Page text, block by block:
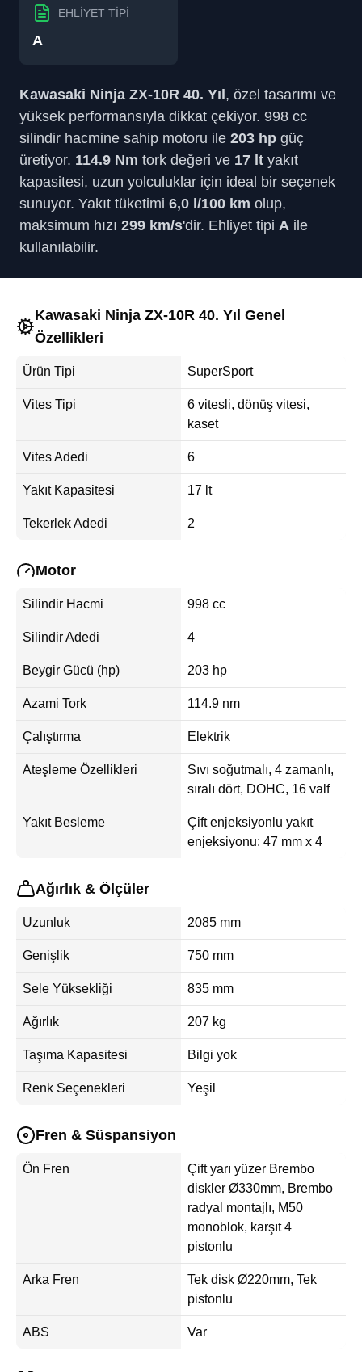
EHLİYET TİPİ
A
Kawasaki Ninja ZX-10R 40. Yıl , özel tasarımı ve
yüksek performansıyla dikkat çekiyor. 998 cc
silindir hacmine sahip motoru ile 203 hp güç
üretiyor. 114.9 Nm tork değeri ve 17 lt yakıt
kapasitesi, uzun yolculuklar için ideal bir seçenek
sunuyor. Yakıt tüketimi 6,0 l/100 km olup,
maksimum hızı 299 km/s'dir. Ehliyet tipi A ile
kullanılabilir.
Kawasaki Ninja ZX-10R 40. Yıl Genel
Özellikleri
Ürün Tipi SuperSport
Vites Tipi
6 vitesli, dönüş vitesi,
kaset
Vites Adedi 6
Yakıt Kapasitesi 17 lt
Tekerlek Adedi 2
Motor
Silindir Hacmi 998 cc
Silindir Adedi 4
Beygir Gücü (hp) 203 hp
Azami Tork 114.9 nm
Çalıştırma Elektrik
Ateşleme Özellikleri
Sıvı soğutmalı, 4 zamanlı,
sıralı dört, DOHC, 16 valf
Yakıt Besleme
Çift enjeksiyonlu yakıt
enjeksiyonu: 47 mm x 4
Ağırlık & Ölçüler
Uzunluk 2085 mm
Genişlik 750 mm
Sele Yüksekliği 835 mm
Ağırlık 207 kg
Taşıma Kapasitesi Bilgi yok
Renk Seçenekleri Yeşil
Fren & Süspansiyon
Ön Fren
Çift yarı yüzer Brembo
diskler Ø330mm, Brembo
radyal montajlı, M50
monoblok, karşıt 4
pistonlu
Arka Fren
Tek disk Ø220mm, Tek
pistonlu
ABS Var